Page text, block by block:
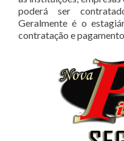
poderá ser
Geralmente é o
contratação e